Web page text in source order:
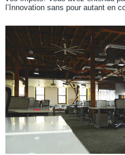
l’Innovation sans pour autant en